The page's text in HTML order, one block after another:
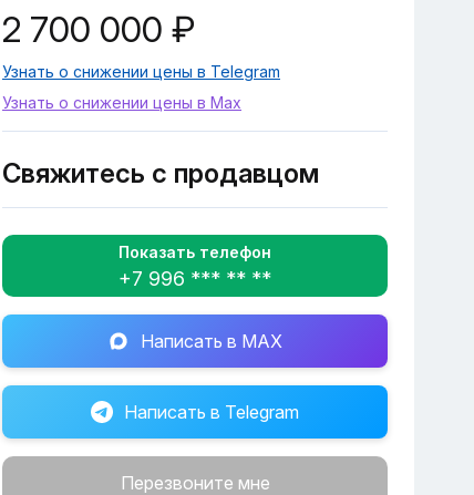
2 700 000 ₽
Узнать о снижении цены в Telegram
Узнать о снижении цены в Max
Свяжитесь с продавцом
Показать телефон
+7 996 *** ** **
Написать в MAX
Написать в Telegram
Перезвоните мне